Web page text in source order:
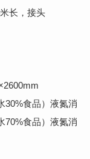
长，接头
食品）液氮消
70%食品）液氮消